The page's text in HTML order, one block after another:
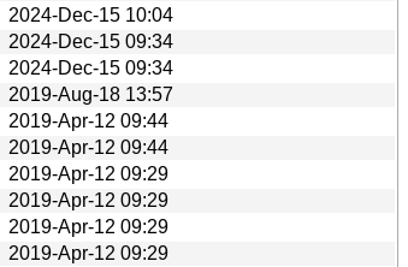
2024-Dec-15 10:04
2024-Dec-15 09:34
2024-Dec-15 09:34
2019-Aug-18 13:57
2019-Apr-12 09:44
2019-Apr-12 09:44
2019-Apr-12 09:29
2019-Apr-12 09:29
2019-Apr-12 09:29
2019-Apr-12 09:29